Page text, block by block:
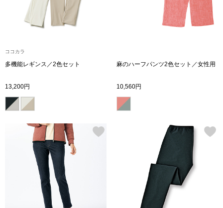
ン雑貨
ポロシャツ
ベスト
ボトムス
ココカラ
多機能レギンス／2色セット
13,200円
麻のハーフパンツ2色セット／女性用
10,560円